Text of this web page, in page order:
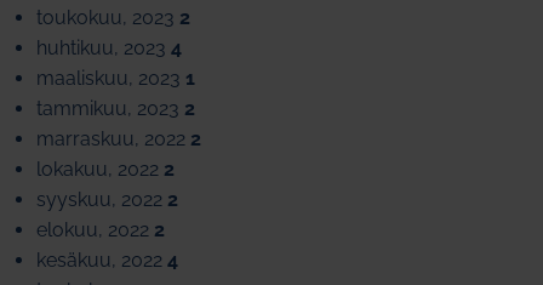
toukokuu, 2023 2
huhtikuu, 2023 4
maaliskuu, 2023 1
tammikuu, 2023 2
marraskuu, 2022 2
lokakuu, 2022 2
syyskuu, 2022 2
elokuu, 2022 2
kesäkuu, 2022 4